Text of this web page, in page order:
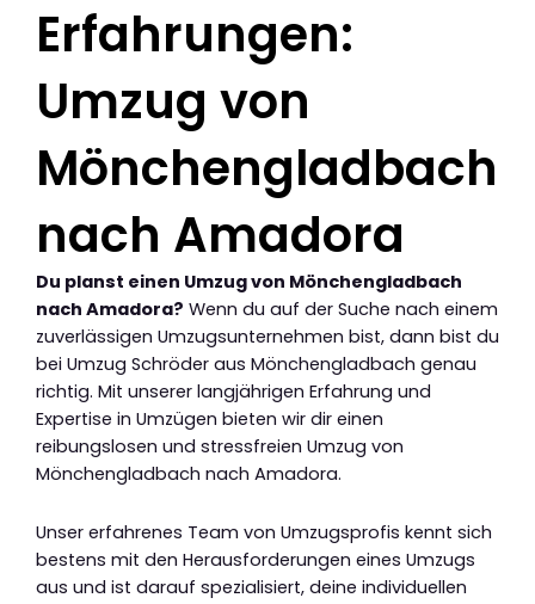
Erfahrungen:
Umzug von
Mönchengladbach
nach Amadora
Du planst einen Umzug von Mönchengladbach
nach Amadora? Wenn du auf der Suche nach einem
zuverlässigen Umzugsunternehmen bist, dann bist du
bei Umzug Schröder aus Mönchengladbach genau
richtig. Mit unserer langjährigen Erfahrung und
Expertise in Umzügen bieten wir dir einen
reibungslosen und stressfreien Umzug von
Mönchengladbach nach Amadora.
Unser erfahrenes Team von Umzugsprofis kennt sich
bestens mit den Herausforderungen eines Umzugs
aus und ist darauf spezialisiert, deine individuellen